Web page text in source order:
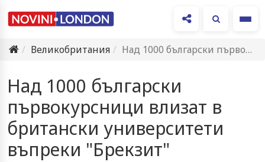
Великобритания
Над 1000 български първокурсници влизат в британски университети въпреки "Брекзит"
Над 1000 български
първокурсници влизат в
британски университети
въпреки "Брекзит"